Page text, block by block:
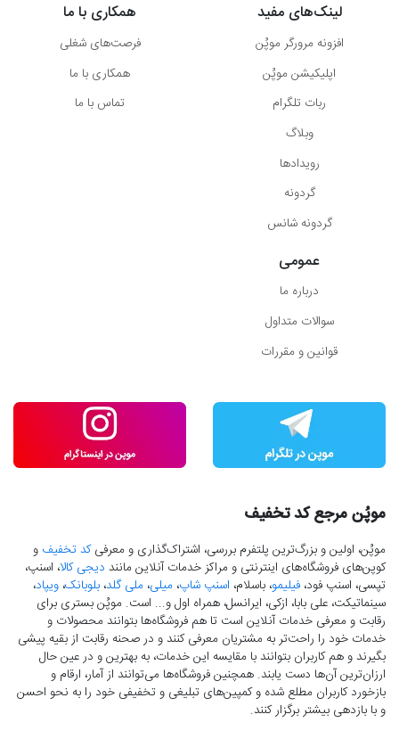
لینک‌های مفید
افزونه مرورگر موپُن
اپلیکیشن موپُن
ربات تلگرام
وبلاگ
رویدادها
گردونه
گردونه شانس
همکاری با ما
فرصت‌های شغلی
همکاری با ما
تماس با ما
عمومی
درباره ما
سوالات متداول
قوانین و مقررات
موپُن مرجع کد تخفیف
موپُن، اولین و بزرگ‌ترین پلتفرم بررسی، اشتراک‌گذاری و معرفیکد تخفیف و
کوپن‌های فروشگاه‌های اینترنتی و مراکز خدمات آنلاین مانند دیجی کالا، اسنپ،
تپسی، اسنپ فود، فیلیمو، باسلام، اسنپ شاپ، میلی، ملی گلد، بلوبانک، ویپاد،
سینماتیکت، علی بابا، ازکی، ایرانسل، همراه اول و... است. موپُن بستری برای
رقابت و معرفی خدمات آنلاین است تا هم فروشگاه‌ها بتوانند محصولات و
خدمات خود را راحت‌تر به مشتریان معرفی کنند و در صحنه رقابت از بقیه پیشی
بگیرند و هم کاربران بتوانند با مقایسه این خدمات، به بهترین و در عین حال
ارزان‌ترین آن‌ها دست‌ یابند. همچنین فروشگاه‌ها می‌توانند از آمار، ارقام و
بازخورد کاربران مطلع شده و کمپین‌های تبلیغی و تخفیفی خود را به نحو احسن
و با بازدهی بیشتر برگزار کنند.